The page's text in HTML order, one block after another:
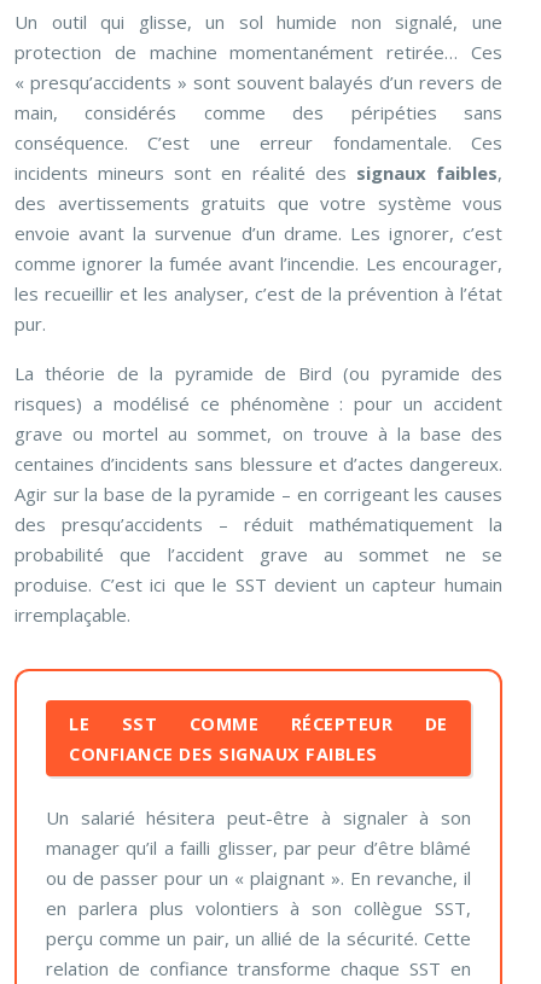
Un outil qui glisse, un sol humide non signalé, une
protection de machine momentanément retirée… Ces
« presqu’accidents » sont souvent balayés d’un revers de
main, considérés comme des péripéties sans
conséquence. C’est une erreur fondamentale. Ces
incidents mineurs sont en réalité des signaux faibles,
des avertissements gratuits que votre système vous
envoie avant la survenue d’un drame. Les ignorer, c’est
comme ignorer la fumée avant l’incendie. Les encourager,
les recueillir et les analyser, c’est de la prévention à l’état
pur.
La théorie de la pyramide de Bird (ou pyramide des
risques) a modélisé ce phénomène : pour un accident
grave ou mortel au sommet, on trouve à la base des
centaines d’incidents sans blessure et d’actes dangereux.
Agir sur la base de la pyramide – en corrigeant les causes
des presqu’accidents – réduit mathématiquement la
probabilité que l’accident grave au sommet ne se
produise. C’est ici que le SST devient un capteur humain
irremplaçable.
LE SST COMME RÉCEPTEUR DE
CONFIANCE DES SIGNAUX FAIBLES
Un salarié hésitera peut-être à signaler à son
manager qu’il a failli glisser, par peur d’être blâmé
ou de passer pour un « plaignant ». En revanche, il
en parlera plus volontiers à son collègue SST,
perçu comme un pair, un allié de la sécurité. Cette
relation de confiance transforme chaque SST en